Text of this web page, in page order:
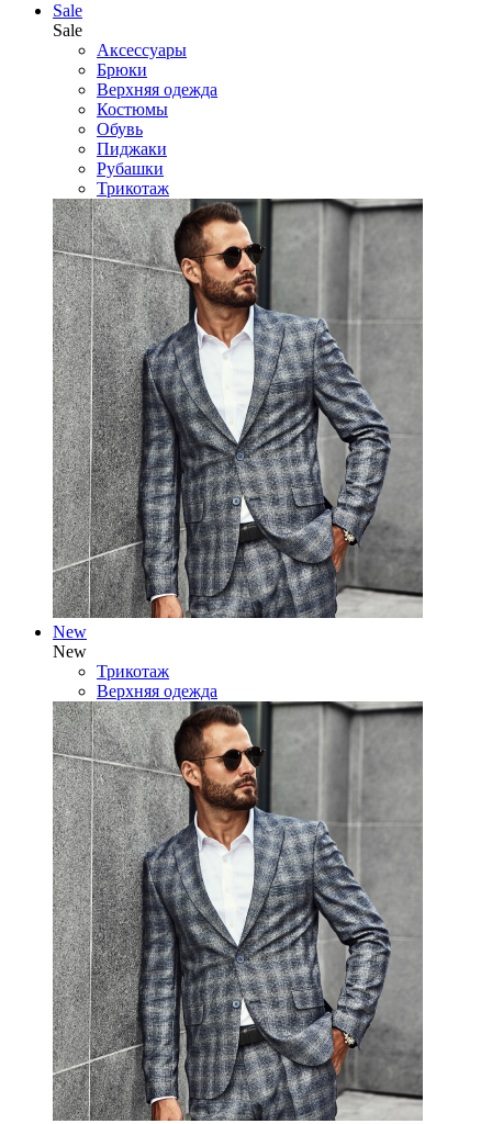
Sale
Sale
Аксессуары
Брюки
Верхняя одежда
Костюмы
Обувь
Пиджаки
Рубашки
Трикотаж
New
New
Трикотаж
Верхняя одежда